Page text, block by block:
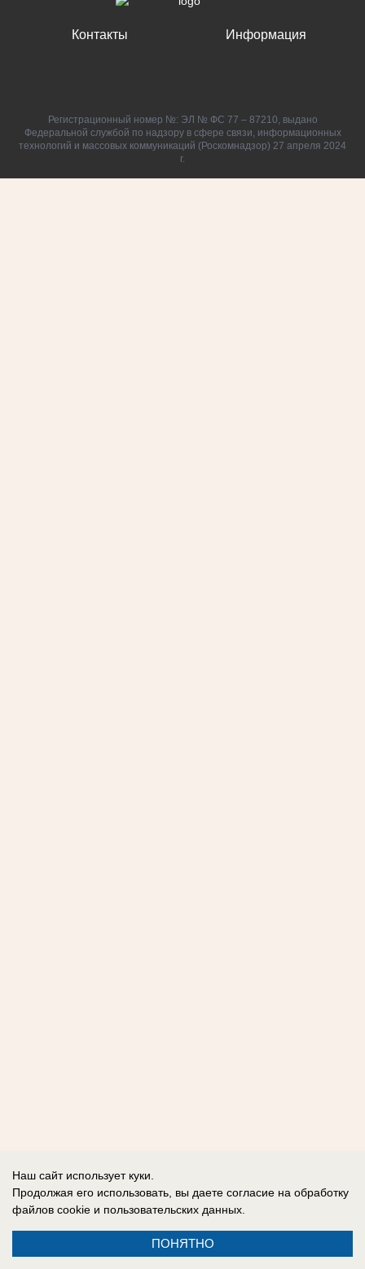
Контакты Информация
Регистрационный номер №: ЭЛ № ФС 77 – 87210, выдано
Федеральной службой по надзору в сфере связи, информационных
технологий и массовых коммуникаций (Роскомнадзор) 27 апреля 2024
г.
Наш сайт использует куки.
Продолжая его использовать, вы даете согласие на обработку
файлов cookie и пользовательских данных.
ПОНЯТНО